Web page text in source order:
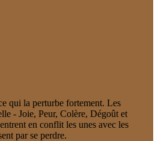
qui la perturbe fortement. Les
- Joie, Peur, Colère, Dégoût et
en conflit les unes avec les
par se perdre.